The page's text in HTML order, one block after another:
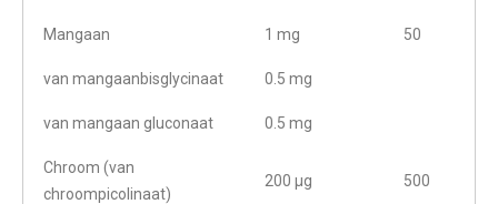
Mangaan 1 mg 50
van mangaanbisglycinaat 0.5 mg
van mangaan gluconaat 0.5 mg
Chroom (van
chroompicolinaat)
200 µg 500